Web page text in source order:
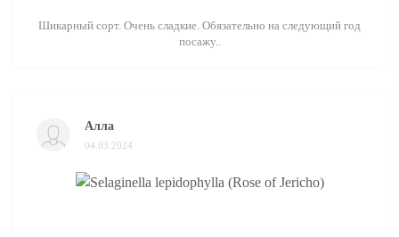
Шикарный сорт. Очень сладкие. Обязательно на следующий год
посажу..
Алла
04.03.2024